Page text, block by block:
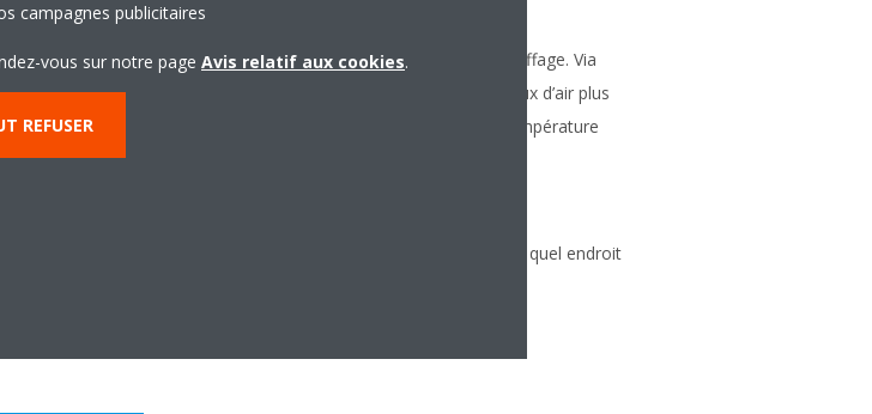
la
L’effet Coanda optimise le flux d’air en mode chauffage. Via
l’utilisation de volets de conception spéciale, un flux d’air plus
focalisé assure une meilleure distribution de la température
Contrôlez le conditionnement de l’air de n’importe quel endroit
campagnes publicitaires
vous sur notre page Avis relatif aux cookies.
REFUSER